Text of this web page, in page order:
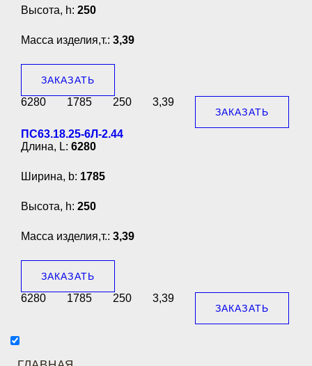
Высота, h: 250
Масса изделия,т.: 3,39
ЗАКАЗАТЬ
6280 1785 250 3,39
ЗАКАЗАТЬ
ПС63.18.25-6Л-2.44
Длина, L: 6280
Ширина, b: 1785
Высота, h: 250
Масса изделия,т.: 3,39
ЗАКАЗАТЬ
6280 1785 250 3,39
ЗАКАЗАТЬ